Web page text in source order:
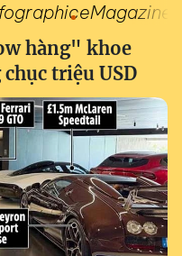
eMagazine
hàng" khoe
triệu USD